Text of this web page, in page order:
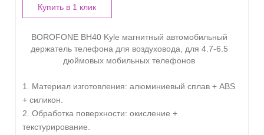
Купить в 1 клик
BOROFONE BH40 Kyle магнитный автомобильный
держатель телефона для воздуховода, для 4.7-6.5
дюймовых мобильных телефонов
1. Материал изготовления: алюминиевый сплав + ABS
+ силикон.
2. Обработка поверхности: окисление +
текстурирование.